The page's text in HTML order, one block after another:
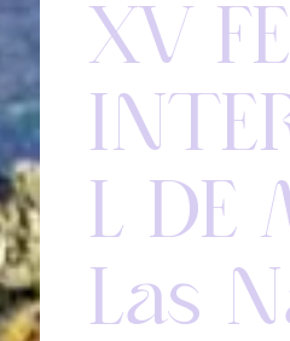
XV
L DE
Las